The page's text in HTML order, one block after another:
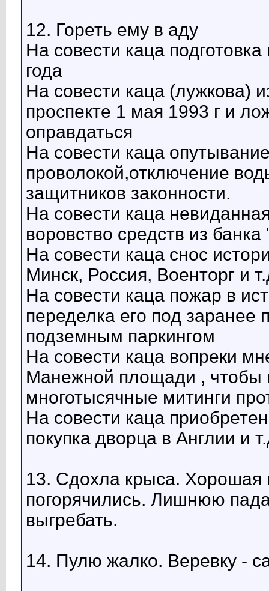
12. Гореть ему в аду
На совести каца
года
На совести каца (лужкова)
проспекте 1 мая 1993 г и
оправдаться
На совести каца
проволокой,отключение
защитников законности.
На совести каца
воровство средств из
На совести каца снос
Минск, Россия, Военторг и
На совести каца пожар в
переделка его под заранее
подземным паркингом
На совести каца вопреки
Манежной площади , чтобы
многотысячные митинги
На совести каца
покупка дворца в Англии и
13. Сдохла крыса. Хорошая
погорячились. Лишнюю
выгребать.
14. Пулю жалко. Веревку -